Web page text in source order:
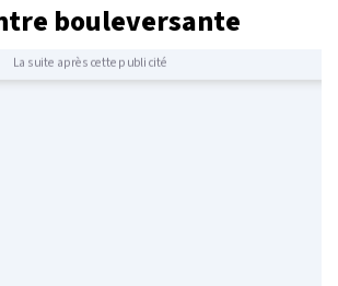
bouleversante
La suite après cette publicité